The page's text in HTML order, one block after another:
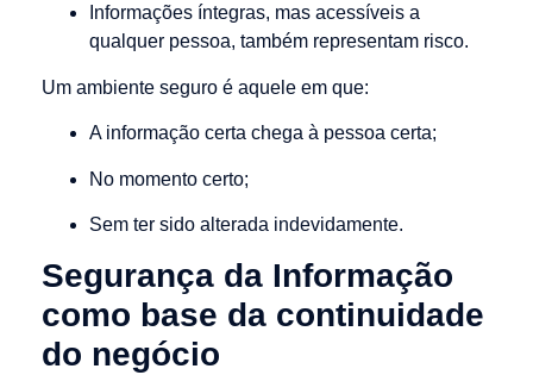
Informações íntegras, mas acessíveis a
qualquer pessoa, também representam risco.
Um ambiente seguro é aquele em que:
A informação certa chega à pessoa certa;
No momento certo;
Sem ter sido alterada indevidamente.
Segurança da Informação
como base da continuidade
do negócio